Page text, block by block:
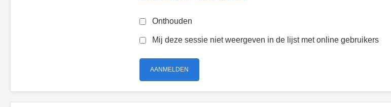
Onthouden
Mij deze sessie niet weergeven in de lijst met online gebruikers